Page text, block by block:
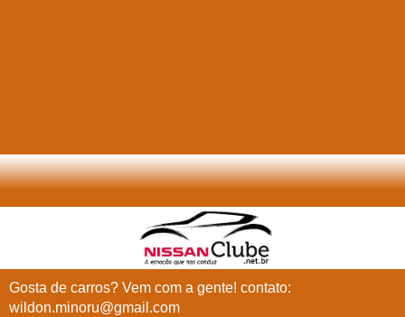
Gosta de carros? Vem com a gente! contato:
wildon.minoru@gmail.com